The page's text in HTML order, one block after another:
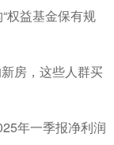
权益基金保有规
房，这些人群买
年一季报净利润